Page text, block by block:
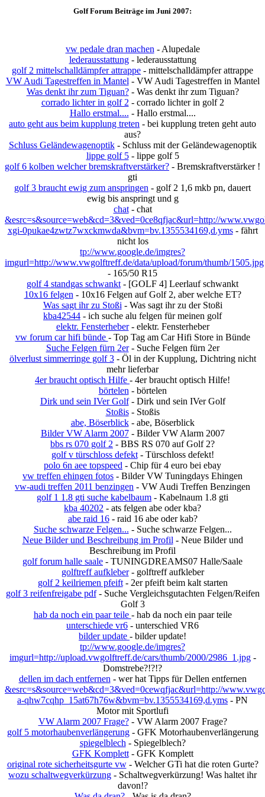
Golf Forum Beiträge im Juni 2007:
vw pedale dran machen - Alupedale
lederausstattung- lederausstattung
golf 2 mittelschalldämpfer attrappe - mittelschalldämpfer attrappe
VW Audi Tagestreffen in Mantel - VW Audi Tagestreffen in Mantel
Was denkt ihr zum Tiguan?- Was denkt ihr zum Tiguan?
corrado lichter in golf 2 - corrado lichter in golf 2
Hallo erstmal.... - Hallo erstmal....
auto geht aus beim kupplung treten - bei kupplung treten geht auto
aus?
Schluss Geländewagenoptik- Schluss mit der Geländewagenoptik
lippe golf 5- lippe golf 5
golf 6 kolben welcher bremskraftverstärker? - Bremskraftverstärker !
gti
golf 3 braucht ewig zum anspringen - golf 2 1,6 mkb pn, dauert
ewig bis anspringt und g
chat- chat
&esrc=s&source=web&cd=3&ved=0ce8qfjac&url=http://
xgi-0pukae4zwtz7wxckmwda&bvm=bv.1355534169,d.yms- fährt
nicht los
tp://www.google.de/imgres?
imgurl=http://www.vwgolftreff.de/data/upload/forum/thumb/1505.jpg
- 165/50 R15
golf 4 standgas schwankt - [GOLF 4] Leerlauf schwankt
10x16 felgen - 10x16 Felgen auf Golf 2, aber welche ET?
Was sagt ihr zu Stoßi - Was sagt ihr zu der Stoßi
kba42544 - ich suche alu felgen für meinen golf
elektr. Fensterheber- elektr. Fensterheber
vw forum car hifi bünde - Top Tag am Car Hifi Store in Bünde
Suche Felgen fürn 2er- Suche Felgen fürn 2er
ölverlust simmerringe golf 3- Öl in der Kupplung, Dichtring nicht
mehr lieferbar
4er braucht optisch Hilfe - 4er braucht optisch Hilfe!
börtelen - börtelen
Dirk und sein IVer Golf- Dirk und sein IVer Golf
Stoßis- Stoßis
abe, Böserblick- abe, Böserblick
Bilder VW Alarm 2007- Bilder VW Alarm 2007
bbs rs 070 golf 2 - BBS RS 070 auf Golf 2?
golf v türschloss defekt- Türschloss defekt!
polo 6n aee topspeed - Chip für 4 euro bei ebay
vw treffen ehingen fotos - Bilder VW Tuningdays Ehingen
vw-audi treffen 2011 benzingen - VW Audi Treffen Benzingen
golf 1 1.8 gti suche kabelbaum - Kabelnaum 1.8 gti
kba 40202 - ats felgen abe oder kba?
abe raid 16- raid 16 abe oder kab?
Suche schwarze Felgen... - Suche schwarze Felgen...
Neue Bilder und Beschreibung im Profil - Neue Bilder und
Beschreibung im Profil
golf forum halle saale - TUNINGDREAMS07 Halle/Saale
golftreff aufkleber- golftreff aufkleber
golf 2 keilriemen pfeift- 2er pfeift beim kalt starten
golf 3 reifenfreigabe pdf- Suche Vergleichsgutachten Felgen/Reifen
Golf 3
hab da noch ein paar teile - hab da noch ein paar teile
unterschiede vr6 - unterschied VR6
bilder update - bilder update!
tp://www.google.de/imgres?
imgurl=http://upload.vwgolftreff.de/cars/thumb/2000/2986_1.jpg-
Domstrebe?!?!?
dellen im dach entfernen - wer hat Tipps für Dellen entfernen
&esrc=s&source=web&cd=3&ved=0cewqfjac&url=http://
a-qhw7cqhp_15at67h76w&bvm=bv.1355534169,d.yms - PN
Motor mit Sportlufi
VW Alarm 2007 Frage?- VW Alarm 2007 Frage?
golf 5 motorhaubenverlängerung- GFK Motorhaubenverlängerung
spiegelblech - Spiegelblech?
GFK Komplett- GFK Komplett
original rote sicherheitsgurte vw- Welcher GTi hat die roten Gurte?
wozu schaltwegverkürzung - Schaltwegverkürzung! Was haltet ihr
davon!?